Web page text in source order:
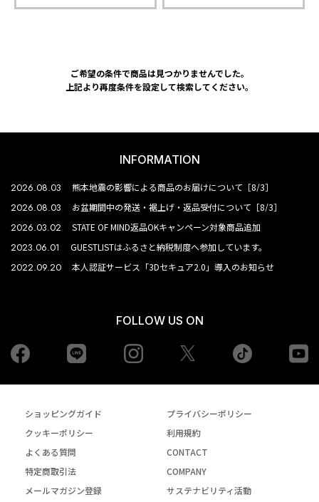
ご希望の条件で商品は見つかりませんでした。
上記より再度条件を設定して検索してください。
INFORMATION
2026.08.03 熊本地震の影響による商品のお届けについて［8/3］
2026.08.03 お盆期間中の発送・裾上げ・返品受付について［8/3］
2026.03.02 STATE OF MIND返品OKキャンペーン対象商品追加
2023.06.01 GUESTLISTはふるさと納税制度へ参加しています。
2022.09.20 本人認証サービス「3Dセキュア2.0」導入のお知らせ
FOLLOW US ON
Facebook Instagram tiktok
ショッピングガイド
プライバシーポリシー
クッキーポリシー
利用規約
よくある質問
CONTACT
特定商取引法
COMPANY
メールマガジン登録
サステナビリティ活動